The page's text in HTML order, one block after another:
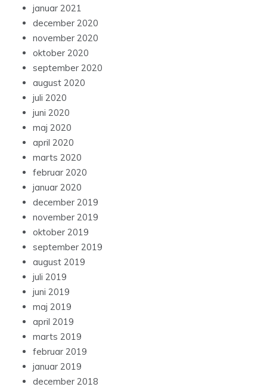
januar 2021
december 2020
november 2020
oktober 2020
september 2020
august 2020
juli 2020
juni 2020
maj 2020
april 2020
marts 2020
februar 2020
januar 2020
december 2019
november 2019
oktober 2019
september 2019
august 2019
juli 2019
juni 2019
maj 2019
april 2019
marts 2019
februar 2019
januar 2019
december 2018